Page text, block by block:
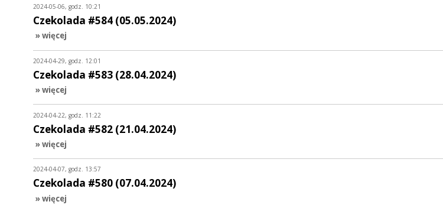
2024-05-06, godz. 10:21
Czekolada #584 (05.05.2024)
» więcej
2024-04-29, godz. 12:01
Czekolada #583 (28.04.2024)
» więcej
2024-04-22, godz. 11:22
Czekolada #582 (21.04.2024)
» więcej
2024-04-07, godz. 13:57
Czekolada #580 (07.04.2024)
» więcej